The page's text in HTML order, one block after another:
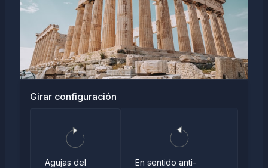
Girar configuración
Agujas del
En sentido anti-